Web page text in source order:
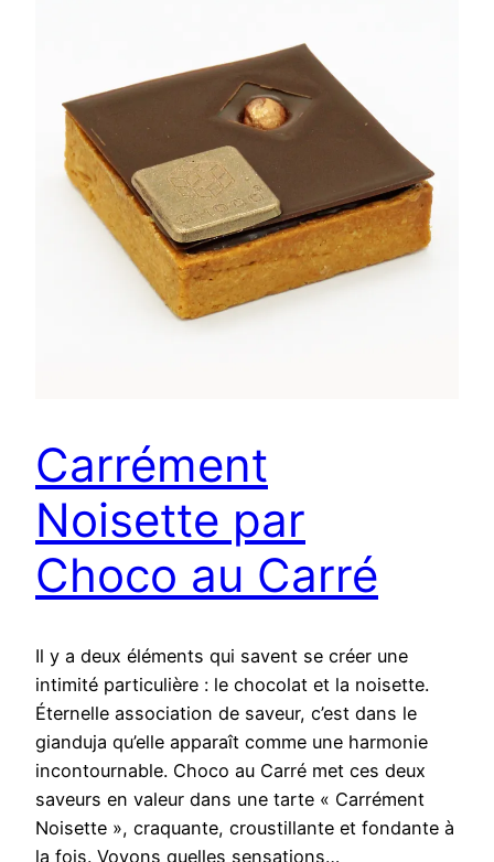
Carrément
Noisette par
Choco au Carré
Il y a deux éléments qui savent se créer une
intimité particulière : le chocolat et la noisette.
Éternelle association de saveur, c’est dans le
gianduja qu’elle apparaît comme une harmonie
incontournable. Choco au Carré met ces deux
saveurs en valeur dans une tarte « Carrément
Noisette », craquante, croustillante et fondante à
la fois. Voyons quelles sensations…